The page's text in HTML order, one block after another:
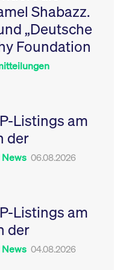
Shabazz.
„Deutsche
Foundation
Listings am
der
News 06.08.2026
Listings am
der
News 04.08.2026
Leistung der Website
zu messen. Es handelt
sich um ein Muster-
Cookie, bei dem auf
das Präfix _pk_ses
eine kurze Reihe von
6
Monate
Dieses Cookie dient
Speicherung der
Einwilligungs- und
des Nutzers für ihre
Interaktion mit der
Sitzungen geehrt